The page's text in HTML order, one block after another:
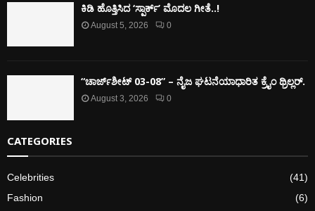
ಕಿಡಿ‌‌ ಹೊತ್ತಿಸಿದ ‘ಸ್ಪಾರ್ಕ್’ ಮೊದಲ‌ ಗೀತೆ..!
August 5, 2026 0
“ಚಾರ್ಜ್‌ಶೀಟ್ 03-08” – ನೈಜ ಘಟನೆಯಾಧಾರಿತ ಕ್ರೈಂ ಥ್ರಿಲ್ಲರ್.
August 3, 2026 0
CATEGORIES
Celebrities
(41)
Fashion
(6)